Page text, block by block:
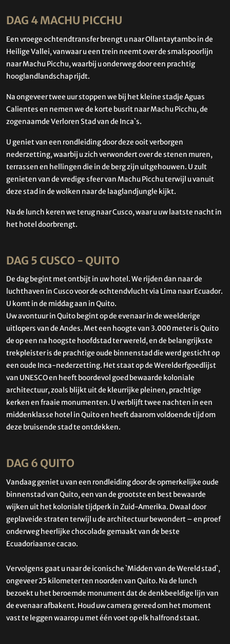
DAG 4 MACHU PICCHU
Een vroege ochtendtransfer brengt u naar Ollantaytambo in de
Heilige Vallei, vanwaar u een trein neemt over de smalspoorlijn
naar Machu Picchu, waarbij u onderweg door een prachtig
hooglandlandschap rijdt.
Na ongeveer twee uur stoppen we bij het kleine stadje Aguas
Calientes en nemen we de korte busrit naar Machu Picchu, de
zogenaamde Verloren Stad van de Inca`s.
U geniet van een rondleiding door deze ooit verborgen
nederzetting, waarbij u zich verwondert over de stenen muren,
terrassen en hellingen die in de berg zijn uitgehouwen. U zult
genieten van de vredige sfeer van Machu Picchu terwijl u vanuit
deze stad in de wolken naar de laaglandjungle kijkt.
Na de lunch keren we terug naar Cusco, waar u uw laatste nacht in
het hotel doorbrengt.
DAG 5 CUSCO - QUITO
De dag begint met ontbijt in uw hotel. We rijden dan naar de
luchthaven in Cusco voor de ochtendvlucht via Lima naar Ecuador.
U komt in de middag aan in Quito.
Uw avontuur in Quito begint op de evenaar in de weelderige
uitlopers van de Andes. Met een hoogte van 3.000 meter is Quito
de op een na hoogste hoofdstad ter wereld, en de belangrijkste
trekpleister is de prachtige oude binnenstad die werd gesticht op
een oude Inca-nederzetting. Het staat op de Werelderfgoedlijst
van UNESCO en heeft boordevol goed bewaarde koloniale
architectuur, zoals blijkt uit de kleurrijke pleinen, prachtige
kerken en fraaie monumenten. U verblijft twee nachten in een
middenklasse hotel in Quito en heeft daarom voldoende tijd om
deze bruisende stad te ontdekken.
DAG 6 QUITO
Vandaag geniet u van een rondleiding door de opmerkelijke oude
binnenstad van Quito, een van de grootste en best bewaarde
wijken uit het koloniale tijdperk in Zuid-Amerika. Dwaal door
geplaveide straten terwijl u de architectuur bewondert – en proef
onderweg heerlijke chocolade gemaakt van de beste
Ecuadoriaanse cacao.
Vervolgens gaat u naar de iconische `Midden van de Wereld stad`,
ongeveer 25 kilometer ten noorden van Quito. Na de lunch
bezoekt u het beroemde monument dat de denkbeeldige lijn van
de evenaar afbakent. Houd uw camera gereed om het moment
vast te leggen waarop u met één voet op elk halfrond staat.